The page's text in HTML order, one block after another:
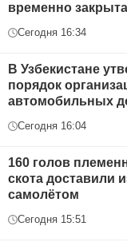
временно закрыта
Сегодня 16:34
В Узбекистане
порядок
автомобильных
Сегодня 16:04
160 голов
скота доставили
самолётом
Сегодня 15:51